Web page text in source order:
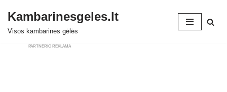
Skip
Kambarinesgeles.lt
Visos kambarinės gėlės
PARTNERIO REKLAMA